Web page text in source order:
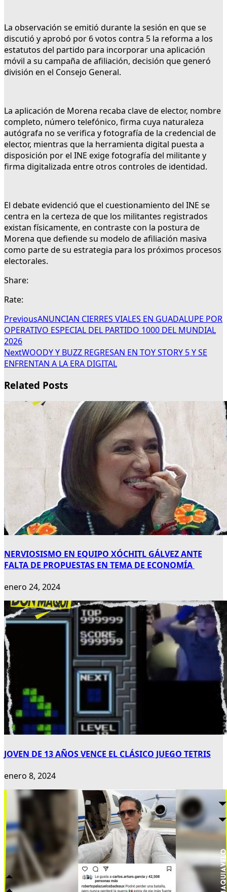
La observación se emitió durante la sesión en que se
discutió y aprobó por 6 votos contra 5 la reforma a los
estatutos del partido para incorporar una aplicación
móvil a su campaña de afiliación, decisión que generó
división en el Consejo General.
La aplicación de Morena recaba clave de elector, nombre
completo, número telefónico, firma cuya naturaleza
autógrafa no se verifica y fotografía de la credencial de
elector, mientras que la herramienta digital puesta a
disposición por el INE exige fotografía del militante y
firma digitalizada entre otros controles de identidad.
El debate evidenció que el cuestionamiento del INE se
centra en la certeza de que los militantes registrados
existan físicamente, en contraste con la postura de
Morena que defiende su modelo de afiliación masiva
como parte de su estrategia para los próximos procesos
electorales.
Share:
Rate:
PreviousANUNCIAN CIERRES VIALES EN GUADALUPE POR
OPERATIVO ESPECIAL DEL PARTIDO 1000 DEL MUNDIAL
2026
NextWOODY Y BUZZ REGRESAN EN TOY STORY 5 Y SE
ENFRENTAN A LA ERA DIGITAL
Related Posts
NERVIOSISMO EN EQUIPO XÓCHITL GÁLVEZ ANTE
FALTA DE PROPUESTAS EN TEMA DE ECONOMÍA
enero 24, 2024
JOVEN DE 13 AÑOS VENCE EL CLÁSICO JUEGO TETRIS
enero 8, 2024